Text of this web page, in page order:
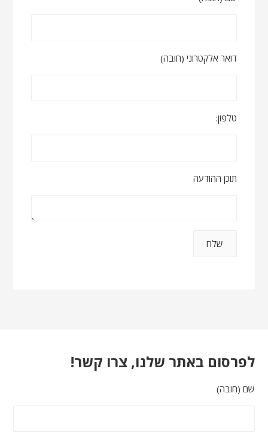
דואר אלקטרוני (חובה)
טלפון:
תוכן ההודעה
לפרסום באתר שלנו, צרו קשר!
שם (חובה)